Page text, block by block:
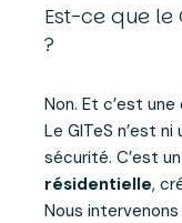
Est-ce que le
?
Non. Et c’est
Le GITeS n’est
sécurité. C’est
résidentielle,
Nous